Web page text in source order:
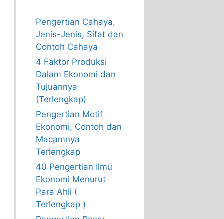
Pengertian Cahaya,
Jenis-Jenis, Sifat dan
Contoh Cahaya
4 Faktor Produksi
Dalam Ekonomi dan
Tujuannya
(Terlengkap)
Pengertian Motif
Ekonomi, Contoh dan
Macamnya
Terlengkap
40 Pengertian Ilmu
Ekonomi Menurut
Para Ahli (
Terlengkap )